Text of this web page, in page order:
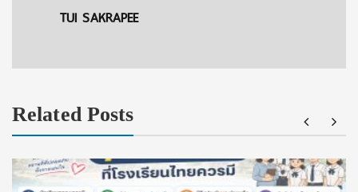
TUI SAKRAPEE
Related Posts